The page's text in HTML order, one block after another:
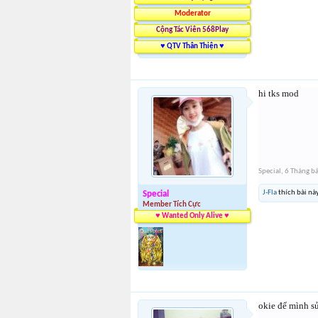
Moderator
Cộng Tác Viên 568Play
♥ QTV Thân Thiện ♥
Special
Member Tích Cực
♥ Wanted Only Alive ♥
hi tks mod
Special , 6 Tháng
J-Flathích bài
okie để mình